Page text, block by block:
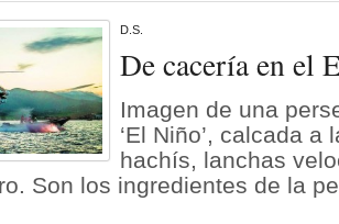
D.S.
De cacería en el
Imagen de una
‘El Niño’, calcada
hachís, lanchas
Son los ingredientes de la